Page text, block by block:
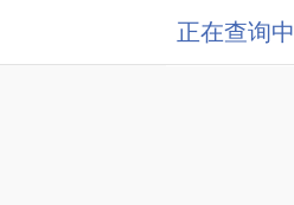
正在查询中